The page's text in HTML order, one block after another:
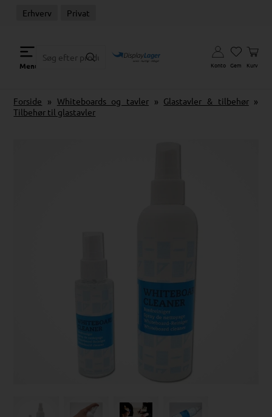
Erhverv Privat
Menu Konto Gem Kurv
Forside » Whiteboards og tavler » Glastavler & tilbehør»
Tilbehør til glastavler